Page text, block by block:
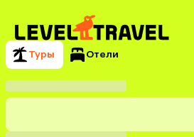
Туры Отели